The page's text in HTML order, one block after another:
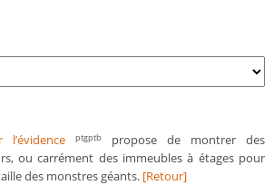
l’évidence ptgptb
propose de montrer des
ou carrément des immeubles à étages pour
des monstres géants. [Retour]